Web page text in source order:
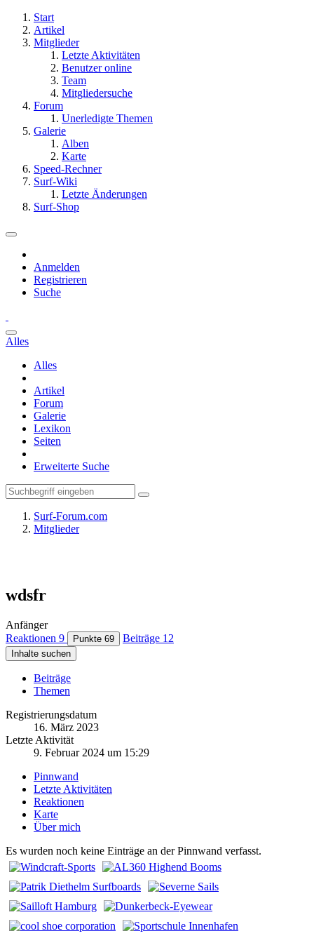
Start
Artikel
Mitglieder
Letzte Aktivitäten
Benutzer online
Team
Mitgliedersuche
Forum
Unerledigte Themen
Galerie
Alben
Karte
Speed-Rechner
Surf-Wiki
Letzte Änderungen
Surf-Shop
Anmelden
Registrieren
Suche
Alles
Alles
Artikel
Forum
Galerie
Lexikon
Seiten
Erweiterte Suche
Surf-Forum.com
Mitglieder
wdsfr
Anfänger
Reaktionen 9 Punkte 69 Beiträge 12
Inhalte suchen
Beiträge
Themen
Registrierungsdatum
16. März 2023
Letzte Aktivität
9. Februar 2024 um 15:29
Pinnwand
Letzte Aktivitäten
Reaktionen
Karte
Über mich
Es wurden noch keine Einträge an der Pinnwand verfasst.